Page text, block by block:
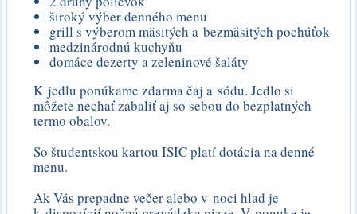
široký výber denného menu
grill s výberom mäsitých a bezmäsitých pochúťok
medzinárodnú kuchyňu
domáce dezerty a zeleninové šaláty
K jedlu ponúkame zdarma čaj a sódu. Jedlo si
môžete nechať zabaliť aj so sebou do bezplatných
termo obalov.
So študentskou kartou ISIC platí dotácia na denné
menu.
Ak Vás prepadne večer alebo v noci hlad je